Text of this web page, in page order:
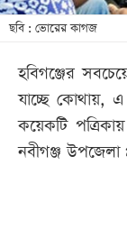
শিক্ষা
সব
বিভাগ
ছবি : ভোরের কাগজ
হবিগঞ্জের
যাচ্ছে কোথায়,
কয়েকটি
নবীগঞ্জ উপজেলা